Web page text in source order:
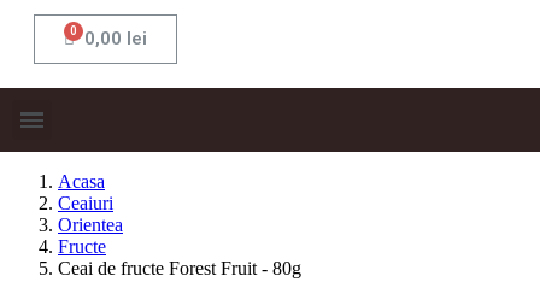
0,00 lei
Acasa
Ceaiuri
Orientea
Fructe
Ceai de fructe Forest Fruit - 80g